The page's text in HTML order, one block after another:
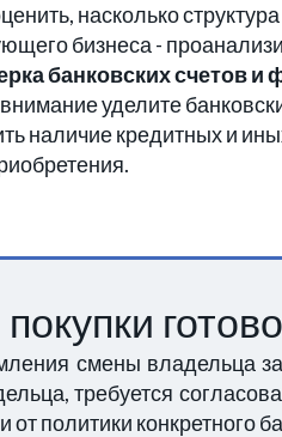
насколько
бизнеса -
банковских счетов
уделите
наличие кредитных и
смены владельца
требуется
от политики конкретного